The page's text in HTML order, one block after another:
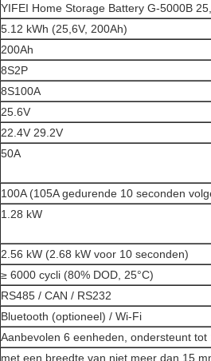
YIFEI Home Storage Battery G-5000B
5.12 kWh (25,6V, 200Ah)
200Ah
8S2P
8S100A
25.6V
22.4V 29.2V
50A
100A (105A gedurende 10 seconden
1.28 kW
2.56 kW (2.68 kW voor 10 seconden)
≥ 6000 cycli (80% DOD, 25°C)
RS485 / CAN / RS232
Bluetooth (optioneel) / Wi-Fi
Aanbevolen 6 eenheden, ondersteunt tot
met een breedte van niet meer dan 15